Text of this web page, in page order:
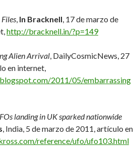
, In Bracknell, 17 de marzo de
http://bracknell.in/?p=149
Alien Arrival, DailyCosmicNews, 27
en internet,
2011/05/embarrassing
landing in UK sparked nationwide
, India, 5 de marzo de 2011, artículo en
reference/ufo/ufo103.html